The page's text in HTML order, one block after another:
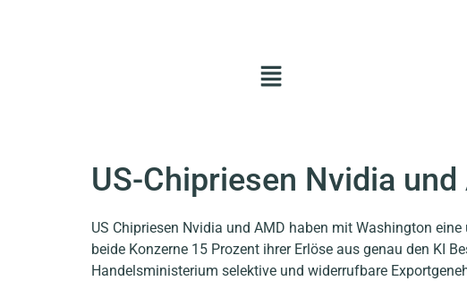
US-Chipriesen Nvidia
US Chipriesen Nvidia und AMD haben mit Washington
beide Konzerne 15 Prozent ihrer Erlöse aus genau den KI
Handelsministerium selektive und widerrufbare